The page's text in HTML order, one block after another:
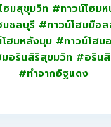
ฮมสุขุมวิท #ทาวน์โฮม
มชลบุรี #ทาวน์โฮมมือ
ฮมหลังมุม #ทาวน์โฮม
มอรินสิริสุขมวิท #อริน
#ทำจากอิฐแดง